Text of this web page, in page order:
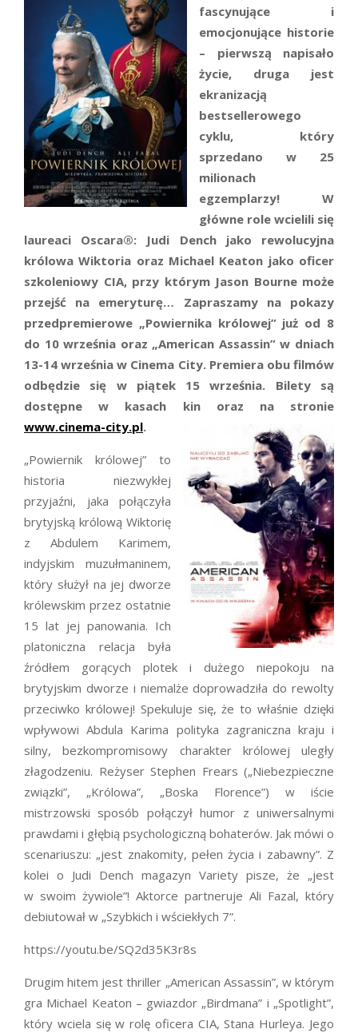
fascynujące i
emocjonujące historie
– pierwszą napisało
życie, druga jest
ekranizacją
bestsellerowego
cyklu, który
sprzedano w 25
milionach
egzemplarzy! W
główne role wcielili się
laureaci Oscara®: Judi Dench jako rewolucyjna
królowa Wiktoria oraz Michael Keaton jako oficer
szkoleniowy CIA, przy którym Jason Bourne może
przejść na emeryturę… Zapraszamy na pokazy
przedpremierowe „Powiernika królowej” już od 8
do 10 września oraz „American Assassin” w dniach
13-14 września w Cinema City. Premiera obu filmów
odbędzie się w piątek 15 września. Bilety są
dostępne w kasach kin oraz na stronie
www.cinema-city.pl.
„Powiernik królowej” to
historia niezwykłej
przyjaźni, jaka połączyła
brytyjską królową Wiktorię
z Abdulem Karimem,
indyjskim muzułmaninem,
który służył na jej dworze
królewskim przez ostatnie
15 lat jej panowania. Ich
platoniczna relacja była
źródłem gorących plotek i dużego niepokoju na
brytyjskim dworze i niemalże doprowadziła do rewolty
przeciwko królowej! Spekuluje się, że to właśnie dzięki
wpływowi Abdula Karima polityka zagraniczna kraju i
silny, bezkompromisowy charakter królowej uległy
złagodzeniu. Reżyser Stephen Frears („Niebezpieczne
związki”, „Królowa”, „Boska Florence”) w iście
mistrzowski sposób połączył humor z uniwersalnymi
prawdami i głębią psychologiczną bohaterów. Jak mówi o
scenariuszu: „jest znakomity, pełen życia i zabawny”. Z
kolei o Judi Dench magazyn Variety pisze, że „jest
w swoim żywiole”! Aktorce partneruje Ali Fazal, który
debiutował w „Szybkich i wściekłych 7”.
https://youtu.be/SQ2d35K3r8s
Drugim hitem jest thriller „American Assassin”, w którym
gra Michael Keaton – gwiazdor „Birdmana” i „Spotlight”,
który wciela się w rolę oficera CIA, Stana Hurleya. Jego